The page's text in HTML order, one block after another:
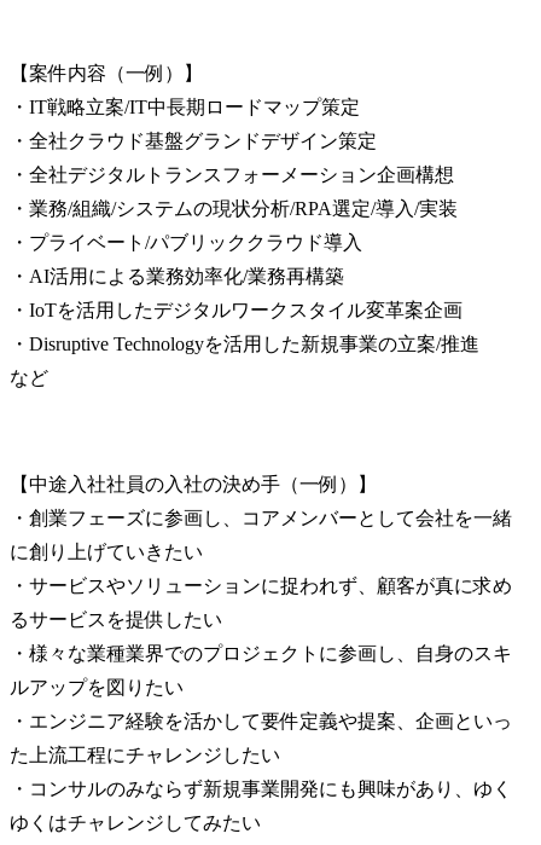
【案件内容（一例）】
・IT戦略立案/IT中長期ロードマップ策定
・全社クラウド基盤グランドデザイン策定
・全社デジタルトランスフォーメーション企画構想
・業務/組織/システムの現状分析/RPA選定/導入/実装
・プライベート/パブリッククラウド導入
・AI活用による業務効率化/業務再構築
・IoTを活用したデジタルワークスタイル変革案企画
・Disruptive Technologyを活用した新規事業の立案/推進
など
【中途入社社員の入社の決め手（一例）】
・創業フェーズに参画し、コアメンバーとして会社を一緒
に創り上げていきたい
・サービスやソリューションに捉われず、顧客が真に求め
るサービスを提供したい
・様々な業種業界でのプロジェクトに参画し、自身のスキ
ルアップを図りたい
・エンジニア経験を活かして要件定義や提案、企画といっ
た上流工程にチャレンジしたい
・コンサルのみならず新規事業開発にも興味があり、ゆく
ゆくはチャレンジしてみたい